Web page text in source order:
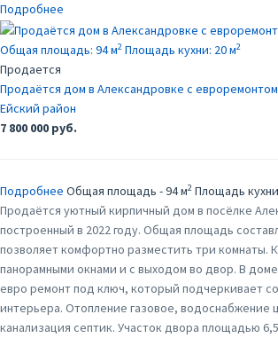
Подробнее
Общая площадь: 94 м2 Площадь кухни: 20 м2
Продается
Продаётся дом в Александровке с
Ейский район
7 800 000 руб.
Подробнее Общая площадь - 94 м2 Площадь
Продаётся уютный кирпичный дом в посёлке
построенный в 2022 году. Общая площадь
позволяет комфортно разместить три комнаты.
панорамными окнами и с выходом во двор. В
евро ремонт под ключ, который подчеркивает
интерьера. Отопление газовое, водоснабжение
канализация септик. Участок двора площадью